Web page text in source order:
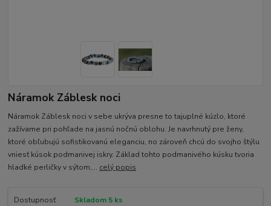
Náramok Záblesk noci
Náramok Záblesk noci v sebe ukrýva presne to tajuplné kúzlo, ktoré
zažívame pri pohľade na jasnú nočnú oblohu. Je navrhnutý pre ženy,
ktoré obľubujú sofistikovanú eleganciu, no zároveň chcú do svojho štýlu
vniesť kúsok podmanivej iskry. Základ tohto podmanivého kúsku tvoria
hladké perličky v sýtom,... celý popis
Dostupnosť
Skladom 5 ks